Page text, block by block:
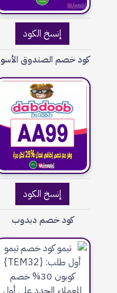
إنسخ الكود
كود خصم الصندوق
إنسخ الكود
كود خصم دبدوب